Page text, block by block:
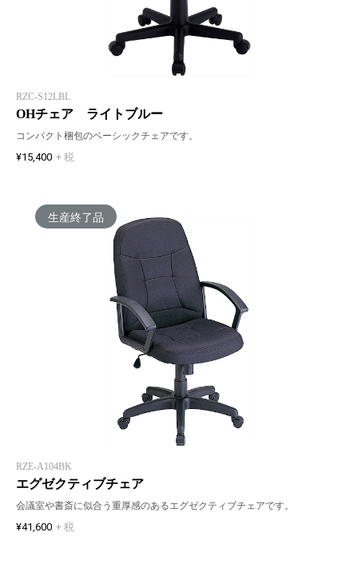
RZC-S12LBL
OHチェア ライトブルー
コンパクト梱包のベーシックチェアです。
¥15,400 + 税
生産終了品
RZE-A104BK
エグゼクティブチェア
会議室や書斎に似合う重厚感のあるエグゼクティブチェアです。
¥41,600 + 税